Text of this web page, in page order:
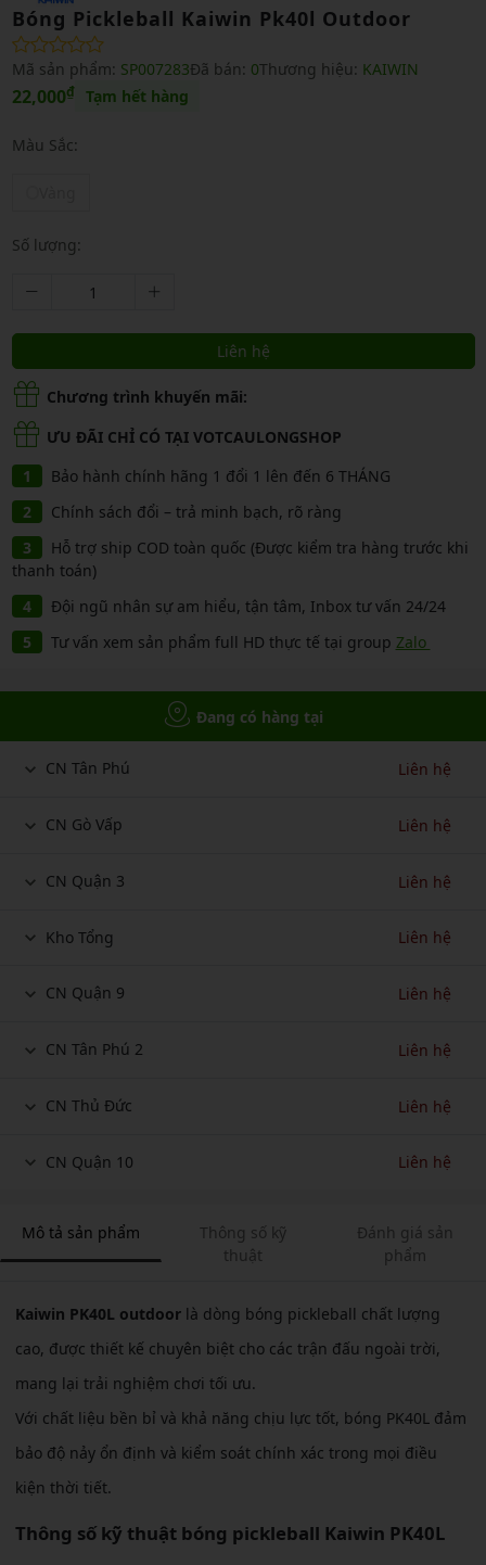
Bóng Pickleball Kaiwin Pk40l Outdoor
Mã sản phẩm: SP007283Đã bán: 0Thương hiệu: KAIWIN
22,000₫ Tạm hết hàng
Màu Sắc:
Số lượng:
Liên hệ
Chương trình khuyến mãi:
ƯU ĐÃI CHỈ CÓ TẠI VOTCAULONGSHOP
Bảo hành chính hãng 1 đổi 1 lên đến 6 THÁNG
Chính sách đổi – trả minh bạch, rõ ràng
Hỗ trợ ship COD toàn quốc (Được kiểm tra hàng trước khi
thanh toán)
Đội ngũ nhân sự am hiểu, tận tâm, Inbox tư vấn 24/24
Tư vấn xem sản phẩm full HD thực tế tại group Zalo
Đang có hàng tại
CN Tân Phú Liên hệ
CN Gò Vấp Liên hệ
CN Quận 3 Liên hệ
Kho Tổng Liên hệ
CN Quận 9 Liên hệ
CN Tân Phú 2 Liên hệ
CN Thủ Đức Liên hệ
CN Quận 10 Liên hệ
Mô tả sản phẩm
Thông số kỹ
thuật
Đánh giá sản
phẩm
Kaiwin PK40L outdoor là dòng bóng pickleball chất lượng
cao, được thiết kế chuyên biệt cho các trận đấu ngoài trời,
mang lại trải nghiệm chơi tối ưu.
Với chất liệu bền bỉ và khả năng chịu lực tốt, bóng PK40L đảm
bảo độ nảy ổn định và kiểm soát chính xác trong mọi điều
kiện thời tiết.
Thông số kỹ thuật bóng pickleball Kaiwin PK40L